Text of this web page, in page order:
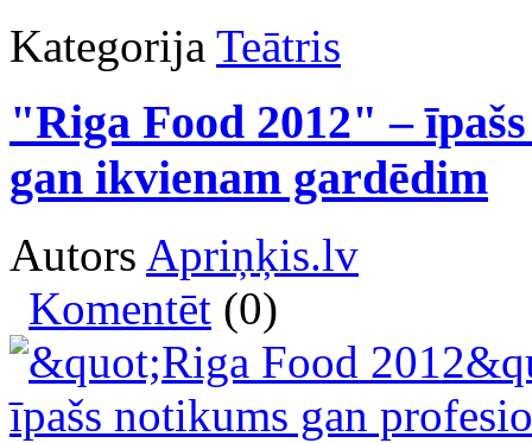
Kategorija Teātris
"Riga Food 2012" –
gan ikvienam gardēdim
Autors Apriņķis.lv
Komentēt (0)